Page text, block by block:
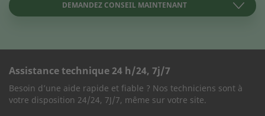
DEMANDEZ CONSEIL MAINTENANT
FORMULAIRE DE CONTACT
Société
Assistance technique 24 h/24, 7j/7
Besoin d’une aide rapide et fiable ? Nos techniciens sont à
votre disposition 24/24, 7J/7, même sur votre site.